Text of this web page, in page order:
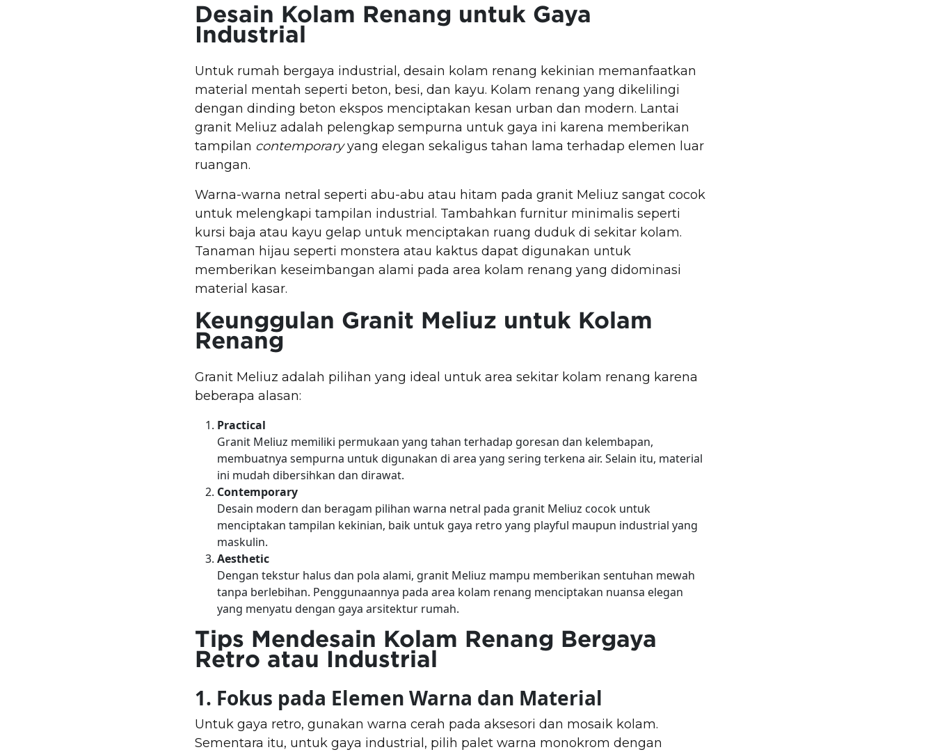
Desain Kolam Renang untuk Gaya
Industrial
Untuk rumah bergaya industrial, desain kolam renang kekinian memanfaatkan
material mentah seperti beton, besi, dan kayu. Kolam renang yang dikelilingi
dengan dinding beton ekspos menciptakan kesan urban dan modern. Lantai
granit Meliuz adalah pelengkap sempurna untuk gaya ini karena memberikan
tampilan contemporaryyang elegan sekaligus tahan lama terhadap elemen luar
ruangan.
Warna-warna netral seperti abu-abu atau hitam pada granit Meliuz sangat cocok
untuk melengkapi tampilan industrial. Tambahkan furnitur minimalis seperti
kursi baja atau kayu gelap untuk menciptakan ruang duduk di sekitar kolam.
Tanaman hijau seperti monstera atau kaktus dapat digunakan untuk
memberikan keseimbangan alami pada area kolam renang yang didominasi
material kasar.
Keunggulan Granit Meliuz untuk Kolam
Renang
Granit Meliuz adalah pilihan yang ideal untuk area sekitar kolam renang karena
beberapa alasan:
Practical
Granit Meliuz memiliki permukaan yang tahan terhadap goresan dan kelembapan,
membuatnya sempurna untuk digunakan di area yang sering terkena air. Selain itu, material
ini mudah dibersihkan dan dirawat.
Contemporary
Desain modern dan beragam pilihan warna netral pada granit Meliuz cocok untuk
menciptakan tampilan kekinian, baik untuk gaya retro yang playful maupun industrial yang
maskulin.
Aesthetic
Dengan tekstur halus dan pola alami, granit Meliuz mampu memberikan sentuhan mewah
tanpa berlebihan. Penggunaannya pada area kolam renang menciptakan nuansa elegan
yang menyatu dengan gaya arsitektur rumah.
Tips Mendesain Kolam Renang Bergaya
Retro atau Industrial
1. Fokus pada Elemen Warna dan Material
Untuk gaya retro, gunakan warna cerah pada aksesori dan mosaik kolam.
Sementara itu, untuk gaya industrial, pilih palet warna monokrom dengan